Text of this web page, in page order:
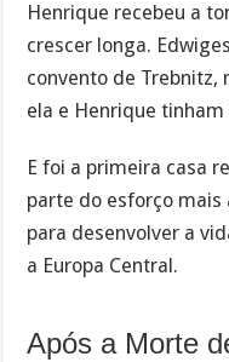
Henrique recebeu a
crescer longa.
convento de Trebnitz,
ela e Henrique
E foi a primeira casa
parte do esforço mais
para desenvolver a
a Europa Central.
Após a Morte